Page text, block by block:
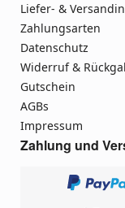
Liefer- &
Zahlungsarten
Datenschutz
Widerruf &
Gutschein
AGBs
Impressum
Zahlung und